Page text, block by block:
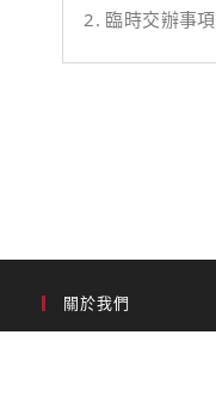
臨時交辦事項
關於我們